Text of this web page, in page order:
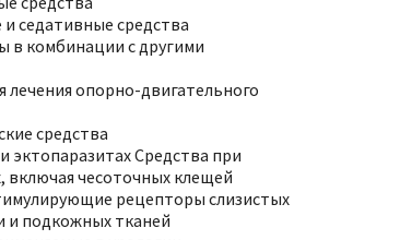
седативные средства
в комбинации с другими
лечения опорно-двигательного
средства
эктопаразитах Средства при
включая чесоточных клещей
рецепторы слизистых
и подкожных тканей